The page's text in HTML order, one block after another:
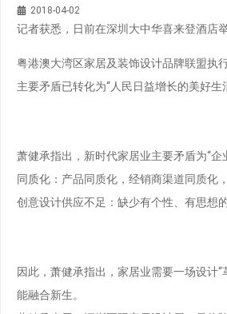
2018-04-02
记者获悉，日前在深圳大中华喜来登酒店
粤港澳大湾区家居及装饰设计品牌联盟执
主要矛盾已转化为“人民日益增长的美好
萧健承指出，新时代家居业主要矛盾为“企
同质化：产品同质化，经销商渠道同质化
创意设计供应不足：缺少有个性、有思想
因此，萧健承指出，家居业需要一场设计
能融合新生。